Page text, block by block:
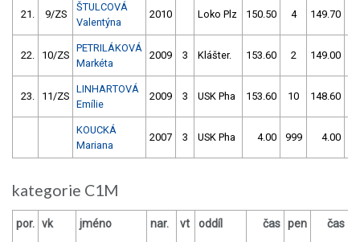
21. 9/ZS
ŠTULCOVÁ
Valentýna
2010 Loko Plz 150.50 4 149.70
22. 10/ZS
PETRILÁKOVÁ
Markéta
2009 3 Klášter. 153.60 2 149.00
23. 11/ZS
LINHARTOVÁ
Emílie
2009 3 USK Pha 153.60 10 148.60
KOUCKÁ
Mariana
2007 3 USK Pha 4.00 999 4.00
kategorie C1M
por. vk jméno nar. vt oddíl čas pen čas